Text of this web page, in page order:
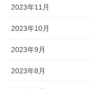
2023年11月
2023年10月
2023年9月
2023年8月